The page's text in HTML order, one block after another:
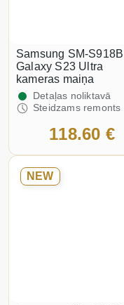
Samsung SM-S918B
Galaxy S23 Ultra
kameras maiņa
Detaļas noliktavā
Steidzams remonts
118.60 €
NEW